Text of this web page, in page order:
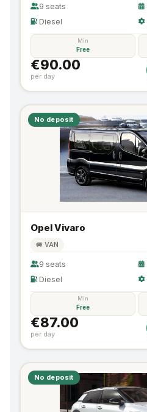
9 seats
Diesel
Min
Free
€90.00
per day
No deposit
Opel Vivaro
🚐 VAN
9 seats
Diesel
Min
Free
€87.00
per day
No deposit